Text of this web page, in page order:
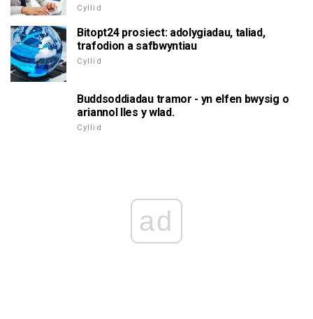
Cyllid
Bitopt24 prosiect: adolygiadau, taliad,
trafodion a safbwyntiau
Cyllid
Buddsoddiadau tramor - yn elfen bwysig o
ariannol lles y wlad.
Cyllid
ad